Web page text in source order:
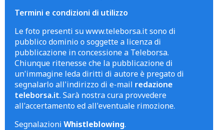
Termini e condizioni di utilizzo
Le foto presenti su www.teleborsa.it sono di
pubblico dominio o soggette a licenza di
pubblicazione in concessione a Teleborsa.
Chiunque ritenesse che la pubblicazione di
un'immagine leda diritti di autore è pregato di
segnalarlo all'indirizzo di e-mail redazione
teleborsa.it. Sarà nostra cura provvedere
all'accertamento ed all'eventuale rimozione.
Segnalazioni Whistleblowing.